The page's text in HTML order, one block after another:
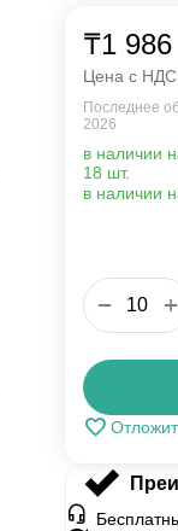
₸1 986
Цена с НДС
Последнее
2026
в наличии
18 шт.
в наличии
+
−